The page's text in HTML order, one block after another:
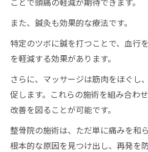
また、鍼灸も効果的な療法です。
特定のツボに鍼を打つことで、血行
を軽減する効果があります。
さらに、マッサージは筋肉をほぐし
促します。これらの施術を組み合わ
改善を図ることが可能です。
整骨院の施術は、ただ単に痛みを和
根本的な原因を見つけ出し、再発を